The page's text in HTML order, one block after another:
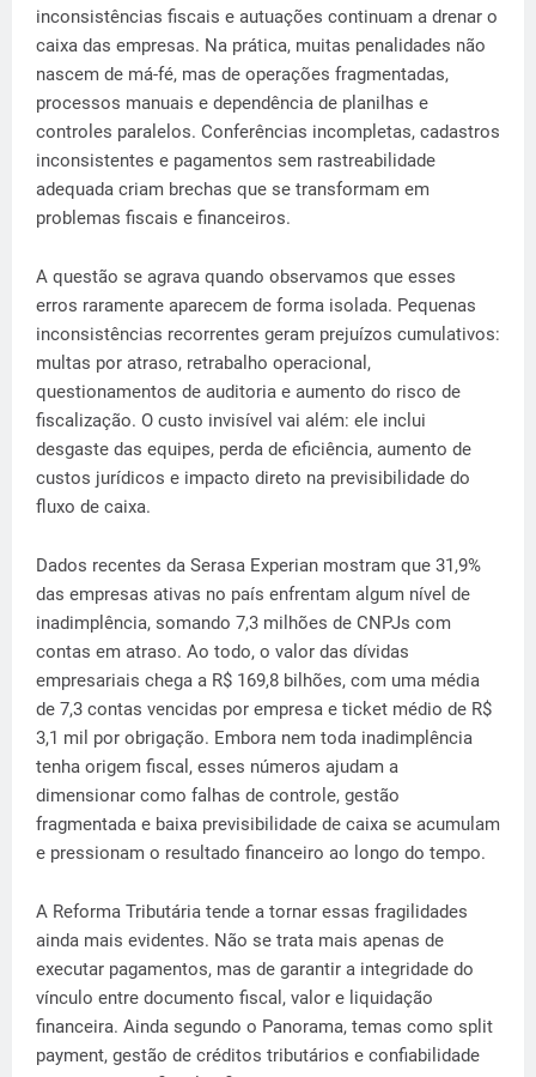
inconsistências fiscais e autuações continuam a drenar o
caixa das empresas. Na prática, muitas penalidades não
nascem de má-fé, mas de operações fragmentadas,
processos manuais e dependência de planilhas e
controles paralelos. Conferências incompletas, cadastros
inconsistentes e pagamentos sem rastreabilidade
adequada criam brechas que se transformam em
problemas fiscais e financeiros.
A questão se agrava quando observamos que esses
erros raramente aparecem de forma isolada. Pequenas
inconsistências recorrentes geram prejuízos cumulativos:
multas por atraso, retrabalho operacional,
questionamentos de auditoria e aumento do risco de
fiscalização. O custo invisível vai além: ele inclui
desgaste das equipes, perda de eficiência, aumento de
custos jurídicos e impacto direto na previsibilidade do
fluxo de caixa.
Dados recentes da Serasa Experian mostram que 31,9%
das empresas ativas no país enfrentam algum nível de
inadimplência, somando 7,3 milhões de CNPJs com
contas em atraso. Ao todo, o valor das dívidas
empresariais chega a R$ 169,8 bilhões, com uma média
de 7,3 contas vencidas por empresa e ticket médio de R$
3,1 mil por obrigação. Embora nem toda inadimplência
tenha origem fiscal, esses números ajudam a
dimensionar como falhas de controle, gestão
fragmentada e baixa previsibilidade de caixa se acumulam
e pressionam o resultado financeiro ao longo do tempo.
A Reforma Tributária tende a tornar essas fragilidades
ainda mais evidentes. Não se trata mais apenas de
executar pagamentos, mas de garantir a integridade do
vínculo entre documento fiscal, valor e liquidação
financeira. Ainda segundo o Panorama, temas como split
payment, gestão de créditos tributários e confiabilidade